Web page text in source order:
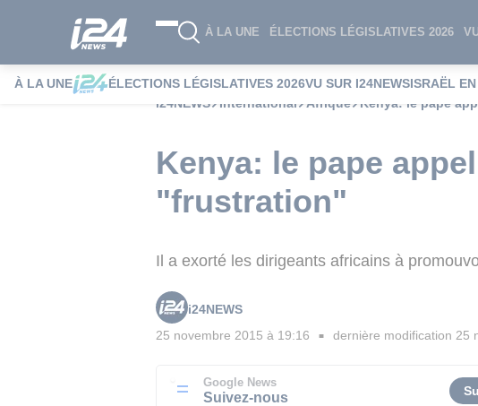
À LA UNE ÉLECTIONS LÉGISLATIVES 2026
À LA UNE ÉLECTIONS LÉGISLATIVES 2026VU SUR I24NEWSISRAËL
i24NEWS
International Afrique Kenya: le pape
Kenya: le pape
"frustration"
Il a exorté les dirigeants africains à
i24NEWS
25 novembre 2015 à 19:16 ■ dernière modification 25
Google News
Suivez-nous